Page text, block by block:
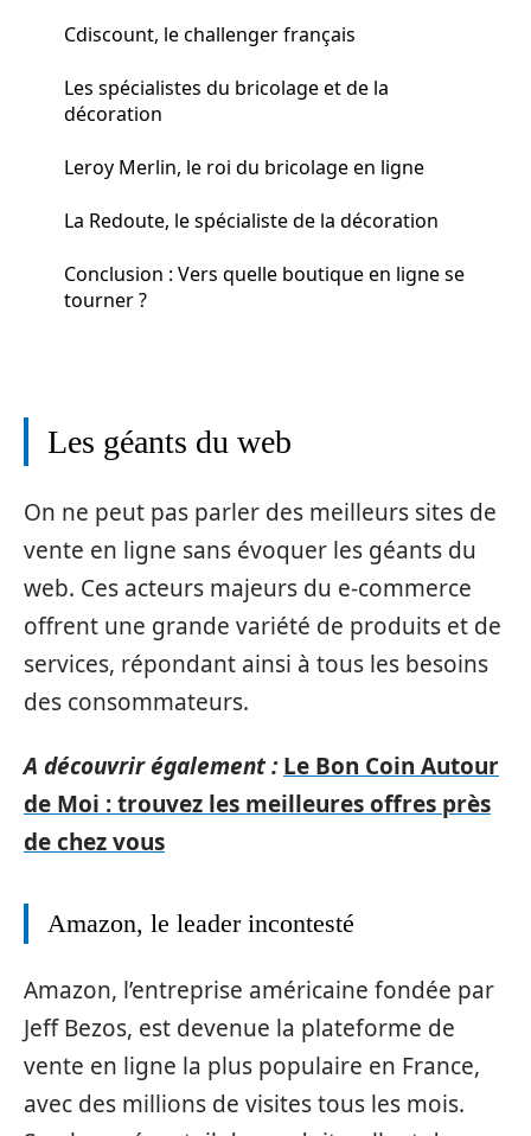
Cdiscount, le challenger français
Les spécialistes du bricolage et de la
décoration
Leroy Merlin, le roi du bricolage en ligne
La Redoute, le spécialiste de la décoration
Conclusion : Vers quelle boutique en ligne se
tourner ?
Les géants du web
On ne peut pas parler des meilleurs sites de
vente en ligne sans évoquer les géants du
web. Ces acteurs majeurs du e-commerce
offrent une grande variété de produits et de
services, répondant ainsi à tous les besoins
des consommateurs.
A découvrir également : Le Bon Coin Autour
de Moi : trouvez les meilleures offres près
de chez vous
Amazon, le leader incontesté
Amazon, l’entreprise américaine fondée par
Jeff Bezos, est devenue la plateforme de
vente en ligne la plus populaire en France,
avec des millions de visites tous les mois.